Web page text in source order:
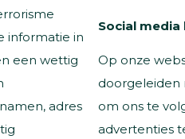
informatie in
een wettig
adres
Social
Op onze
doorgeleiden
om ons te
advertenties